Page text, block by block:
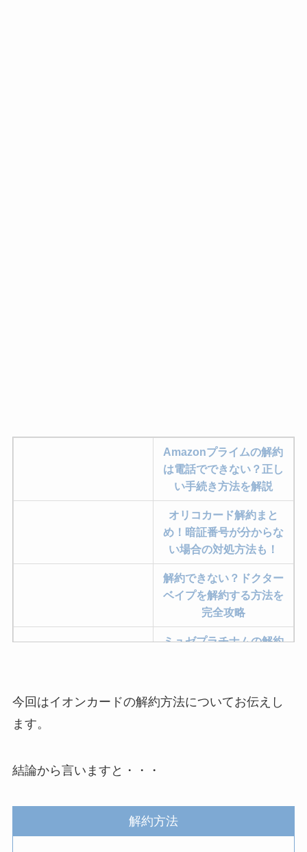
Amazonプライムの解約
は電話でできない？正し
い手続き方法を解説
オリコカード解約まと
め！暗証番号が分からな
い場合の対処方法も！
解約できない？ドクター
ベイプを解約する方法を
完全攻略
ミュゼプラチナムの解約
レミノの解約方法まと
今回はイオンカードの解約方法についてお伝えし
ます。
結論から言いますと・・・
解約方法